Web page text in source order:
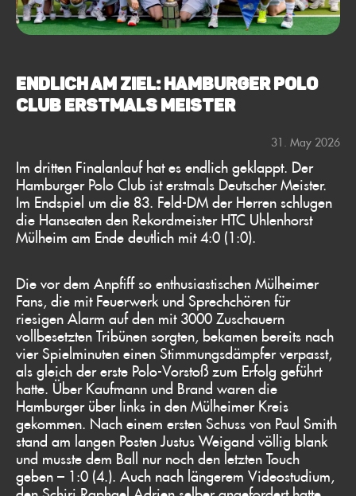
ENDLICH AM ZIEL: HAMBURGER POLO
CLUB ERSTMALS MEISTER
31. May 2026
Im dritten Finalanlauf hat es endlich geklappt. Der
Hamburger Polo Club ist erstmals Deutscher Meister.
Im Endspiel um die 83. Feld-DM der Herren schlugen
die Hanseaten den Rekordmeister HTC Uhlenhorst
Mülheim am Ende deutlich mit 4:0 (1:0).
Die vor dem Anpfiff so enthusiastischen Mülheimer
Fans, die mit Feuerwerk und Sprechchören für
riesigen Alarm auf den mit 3000 Zuschauern
vollbesetzten Tribünen sorgten, bekamen bereits nach
vier Spielminuten einen Stimmungsdämpfer verpasst,
als gleich der erste Polo-Vorstoß zum Erfolg geführt
hatte. Über Kaufmann und Brand waren die
Hamburger über links in den Mülheimer Kreis
gekommen. Nach einem ersten Schuss von Paul Smith
stand am langen Posten Justus Weigand völlig blank
und musste dem Ball nur noch den letzten Touch
geben – 1:0 (4.). Auch nach längerem Videostudium,